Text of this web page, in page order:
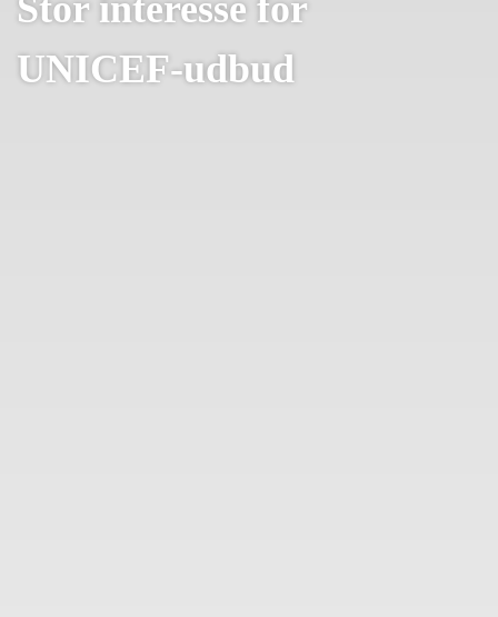
Stor interesse for
UNICEF-udbud